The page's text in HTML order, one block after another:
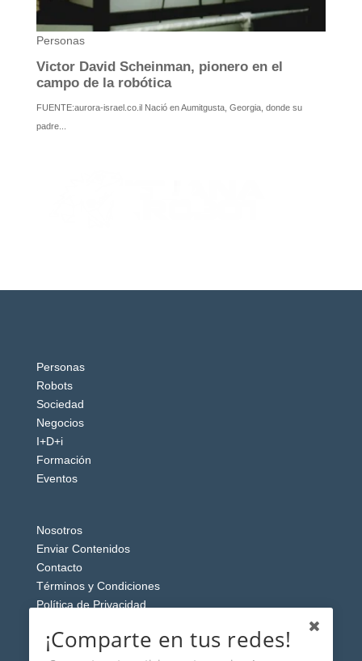
Personas
Robots
Sociedad
Negocios
I+D+i
Formación
Eventos
Nosotros
Enviar Contenidos
Contacto
Términos y Condiciones
Política de Privacidad
¡Comparte en tus redes!